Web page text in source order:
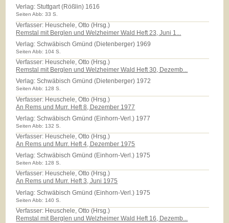
Verlag:Stuttgart (Rößlin) 1616
Seiten Abb: 33 S.
Verfasser: Heuschele, Otto (Hrsg.)
Remstal mit Berglen und Welzheimer Wald Heft 23, Juni 1...
Verlag:Schwäbisch Gmünd (Dietenberger) 1969
Seiten Abb: 104 S.
Verfasser: Heuschele, Otto (Hrsg.)
Remstal mit Berglen und Welzheimer Wald Heft 30, Dezemb...
Verlag:Schwäbisch Gmünd (Dietenberger) 1972
Seiten Abb: 128 S.
Verfasser: Heuschele, Otto (Hrsg.)
An Rems und Murr. Heft 8, Dezember 1977
Verlag:Schwäbisch Gmünd (Einhorn-Verl.) 1977
Seiten Abb: 132 S.
Verfasser: Heuschele, Otto (Hrsg.)
An Rems und Murr. Heft 4, Dezember 1975
Verlag:Schwäbisch Gmünd (Einhorn-Verl.) 1975
Seiten Abb: 128 S.
Verfasser: Heuschele, Otto (Hrsg.)
An Rems und Murr. Heft 3, Juni 1975
Verlag:Schwäbisch Gmünd (Einhorn-Verl.) 1975
Seiten Abb: 140 S.
Verfasser: Heuschele, Otto (Hrsg.)
Remstal mit Berglen und Welzheimer Wald Heft 16, Dezemb...